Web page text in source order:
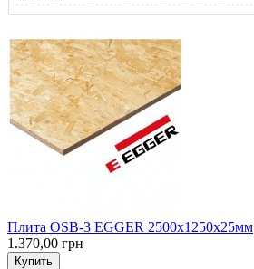
25мм
6мм
8мм
Плита OSB-3 EGGER 2500х1250х25мм
1.370,00 грн
Купить